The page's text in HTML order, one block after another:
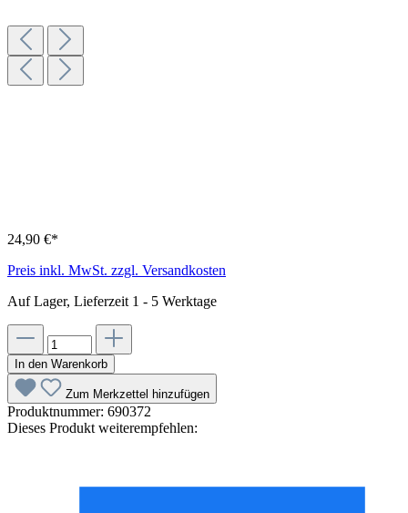
24,90 €*
Preis inkl. MwSt. zzgl. Versandkosten
Auf Lager, Lieferzeit 1 - 5 Werktage
In den Warenkorb
Zum Merkzettel hinzufügen
Produktnummer: 690372
Dieses Produkt weiterempfehlen: